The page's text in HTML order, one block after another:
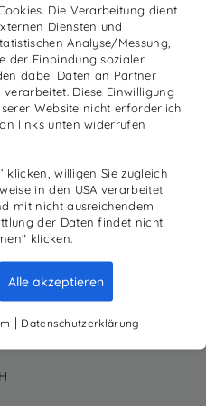
Wir informieren Sie
Unternehmen, sowie
Die Verarbeitung dient
Diensten und
Analyse/Messung,
der Einbindung sozialer
dabei Daten an Partner
Diese Einwilligung
Website nicht erforderlich
links unten widerrufen
klicken, willigen Sie zugleich
in den USA verarbeitet
mit nicht ausreichendem
der Daten findet nicht
klicken.
Alle akzeptieren
| Datenschutzerklärung